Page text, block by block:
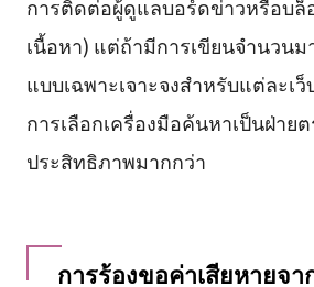
การติดต่อผู้ดูแลบอร์ดข่าวหรือบล็
เนื้อหา) แต่ถ้ามีการเขียนจำนวน
แบบเฉพาะเจาะจงสำหรับแต่ละเ
การเลือกเครื่องมือค้นหาเป็นฝ่าย
ประสิทธิภาพมากกว่า
การร้องขอค่าเสียหายจ